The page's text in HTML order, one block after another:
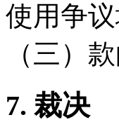
使用争
（三）
7. 裁决